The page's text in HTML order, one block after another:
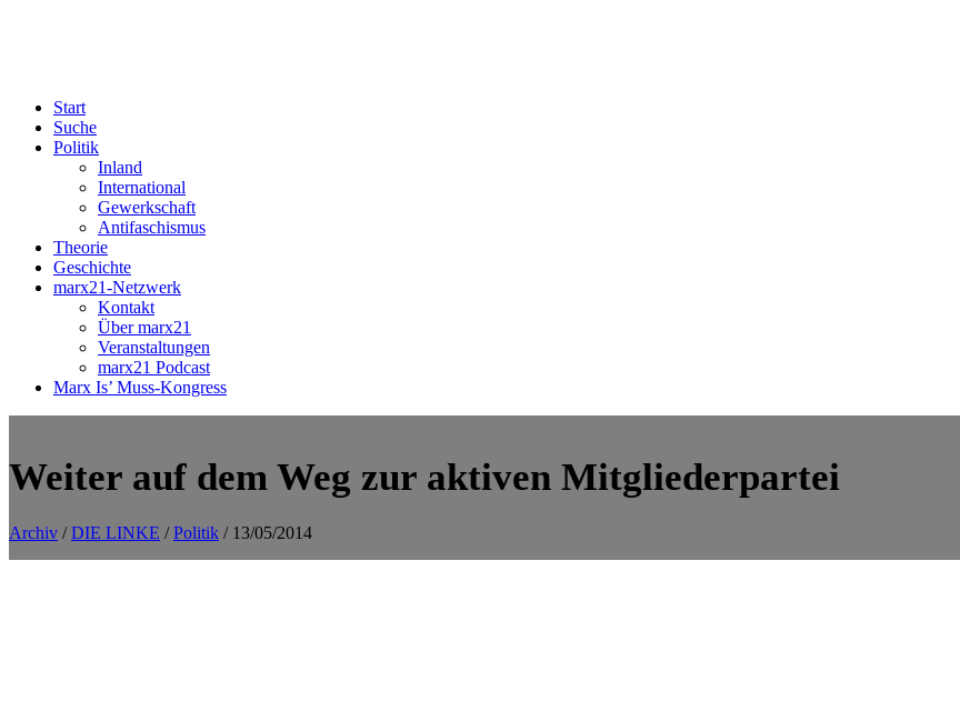
Start
Suche
Politik
Inland
International
Gewerkschaft
Antifaschismus
Theorie
Geschichte
marx21-Netzwerk
Kontakt
Über marx21
Veranstaltungen
marx21 Podcast
Marx Is’ Muss-Kongress
Weiter auf dem Weg zur aktiven Mitgliederpartei
Archiv /DIE LINKE /Politik / 13/05/2014